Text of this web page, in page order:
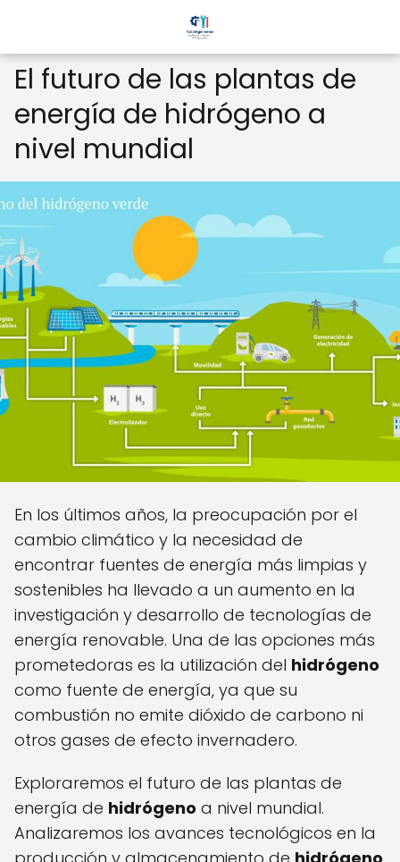
El futuro de las plantas de
energía de hidrógeno a
nivel mundial
En los últimos años, la preocupación por el
cambio climático y la necesidad de
encontrar fuentes de energía más limpias y
sostenibles ha llevado a un aumento en la
investigación y desarrollo de tecnologías de
energía renovable. Una de las opciones más
prometedoras es la utilización del hidrógeno
como fuente de energía, ya que su
combustión no emite dióxido de carbono ni
otros gases de efecto invernadero.
Exploraremos el futuro de las plantas de
energía de hidrógeno a nivel mundial.
Analizaremos los avances tecnológicos en la